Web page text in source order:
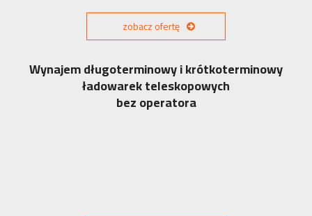
zobacz ofertę
Wynajem długoterminowy i krótkoterminowy
ładowarek teleskopowych
bez operatora